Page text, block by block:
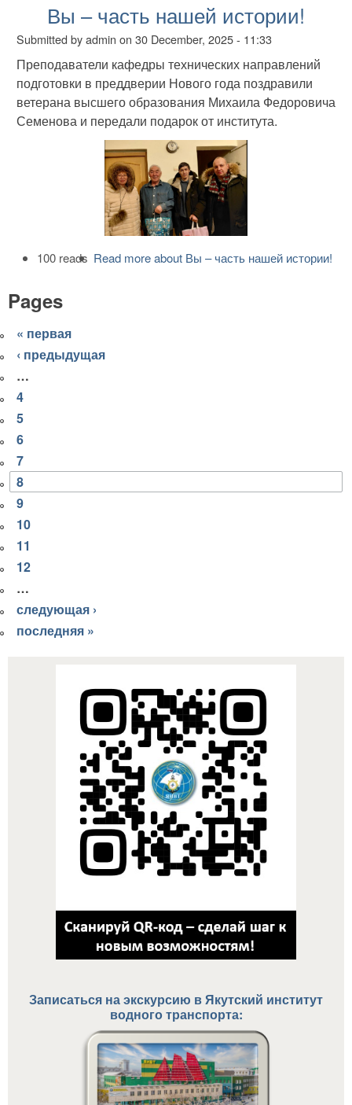
Вы – часть нашей истории!
Submitted byadmin on 30 December, 2025 - 11:33
Преподаватели кафедры технических направлений
подготовки в преддверии Нового года поздравили
ветерана высшего образования Михаила Федоровича
Семенова и передали подарок от института.
Read moreabout Вы – часть нашей истории!
100 reads
Pages
« первая
‹ предыдущая
…
4
5
6
7
8
9
10
11
12
…
следующая ›
последняя »
Записаться на экскурсию вЯкутский институт
водного транспорта: